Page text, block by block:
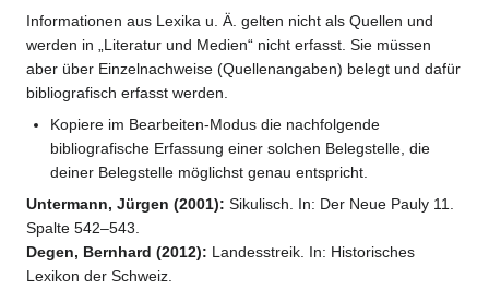
Informationen aus Lexika u. Ä. gelten nicht als Quellen und
werden in „Literatur und Medien“ nicht erfasst. Sie müssen
aber über Einzelnachweise (Quellenangaben) belegt und dafür
bibliografisch erfasst werden.
Kopiere im Bearbeiten-Modus die nachfolgende
bibliografische Erfassung einer solchen Belegstelle, die
deiner Belegstelle möglichst genau entspricht.
Untermann, Jürgen (2001): Sikulisch. In: Der Neue Pauly 11.
Spalte 542–543.
Degen, Bernhard (2012): Landesstreik. In: Historisches
Lexikon der Schweiz.